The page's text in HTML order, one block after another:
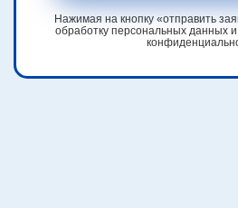
Нажимая на кнопку «отправить
обработку персональных данных и